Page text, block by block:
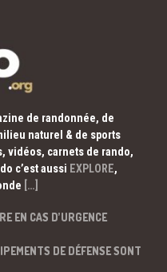
de randonnée, de
naturel & de sports
vidéos, carnets de rando,
c’est aussi EXPLORE,
[…]
EN CAS D’URGENCE
DE DÉFENSE SONT